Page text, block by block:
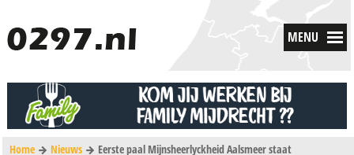
MENU
Home Nieuws Eerste paal Mijnsheerlyckheid Aalsmeer staat